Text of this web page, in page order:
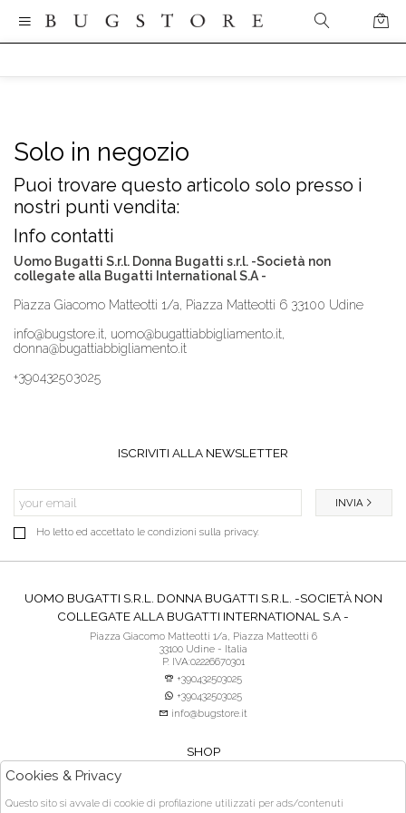
Solo in negozio
Puoi trovare questo articolo solo presso i
nostri punti vendita:
Info contatti
Uomo Bugatti S.r.l. Donna Bugatti s.r.l. -Società non
collegate alla Bugatti International S.A -
Piazza Giacomo Matteotti 1/a, Piazza Matteotti 6 33100 Udine
info@bugstore.it, uomo@bugattiabbigliamento.it,
donna@bugattiabbigliamento.it
+390432503025
ISCRIVITI ALLA NEWSLETTER
Ho letto ed accettato le condizioni sulla privacy.
INVIA
UOMO BUGATTI S.R.L. DONNA BUGATTI S.R.L. -SOCIETÀ NON
COLLEGATE ALLA BUGATTI INTERNATIONAL S.A -
Piazza Giacomo Matteotti 1/a, Piazza Matteotti 6
33100 Udine - Italia
P. IVA:02226670301
+390432503025
+390432503025
info@bugstore.it
SHOP
ACQUISTO SICURO
Cookies & Privacy
Questo sito si avvale di cookie di profilazione utilizzati per ads/contenuti